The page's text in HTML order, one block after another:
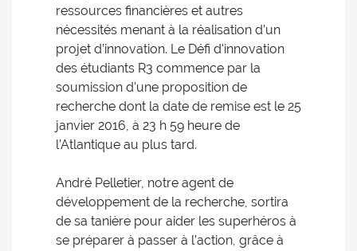
ressources financières et autres
nécessités menant à la réalisation d’un
projet d’innovation. Le Défi d'innovation
des étudiants R3 commence par la
soumission d’une proposition de
recherche dont la date de remise est le 25
janvier 2016, à 23 h 59 heure de
l’Atlantique au plus tard.
André Pelletier, notre agent de
développement de la recherche, sortira
de sa tanière pour aider les superhéros à
se préparer à passer à l’action, grâce à